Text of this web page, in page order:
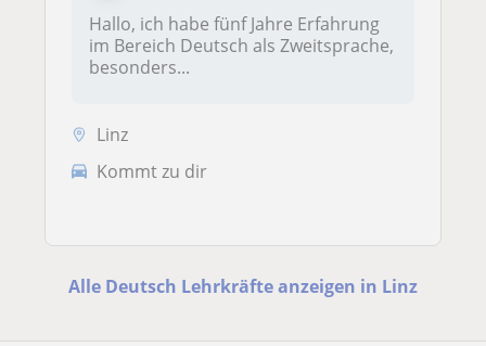
Hallo, ich habe fünf Jahre Erfahrung
im Bereich Deutsch als Zweitsprache,
besonders...
Linz
Kommt zu dir
Alle Deutsch Lehrkräfte anzeigen in Linz